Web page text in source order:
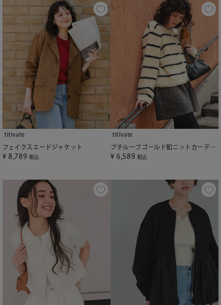
titivate
フェイクスエードジャケット
¥ 8,789 税込
titivate
プチループゴールド釦ニットカーディガン
¥ 6,589 税込